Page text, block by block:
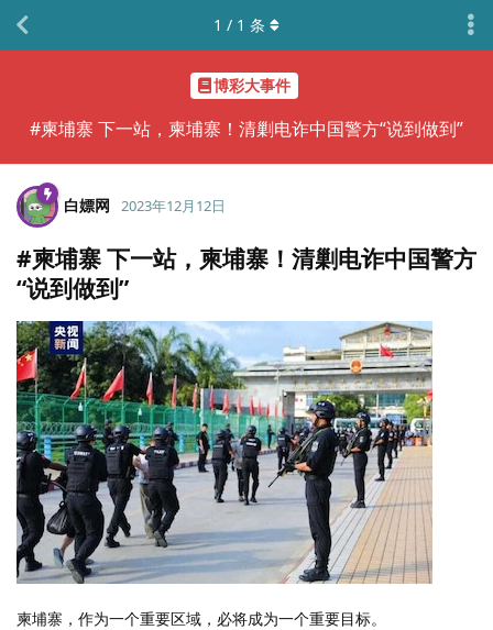
博彩大事件
#柬埔寨 下一站，柬埔寨！清剿电诈中国警方“说到做到”
1 / 1 条
白嫖网 2023年12月12日
#柬埔寨 下一站，柬埔寨！清剿电诈中国警方
“说到做到”
柬埔寨，作为一个重要区域，必将成为一个重要目标。